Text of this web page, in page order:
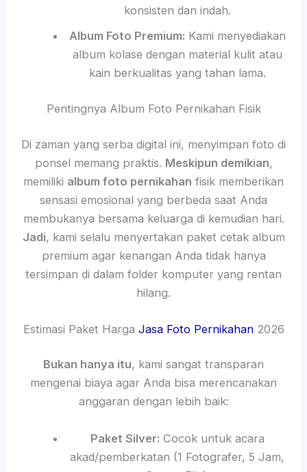
konsisten dan indah.
Album Foto Premium: Kami menyediakan
album kolase dengan material kulit atau
kain berkualitas yang tahan lama.
Pentingnya Album Foto Pernikahan Fisik
Di zaman yang serba digital ini, menyimpan foto di
ponsel memang praktis. Meskipun demikian,
memiliki album foto pernikahan fisik memberikan
sensasi emosional yang berbeda saat Anda
membukanya bersama keluarga di kemudian hari.
Jadi, kami selalu menyertakan paket cetak album
premium agar kenangan Anda tidak hanya
tersimpan di dalam folder komputer yang rentan
hilang.
Estimasi Paket Harga Jasa Foto Pernikahan2026
Bukan hanya itu, kami sangat transparan
mengenai biaya agar Anda bisa merencanakan
anggaran dengan lebih baik:
Paket Silver: Cocok untuk acara
akad/pemberkatan (1 Fotografer, 5 Jam,